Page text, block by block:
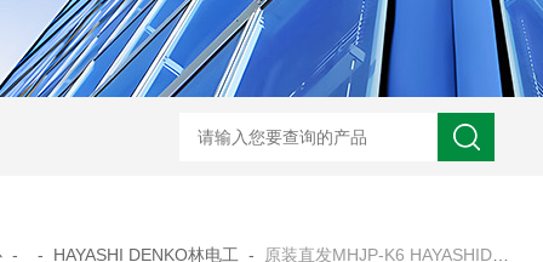
- - HAYASHI DENKO林电工 - 原装直发MHJP-K6 HAYASHIDENKO林电工 K型 插孔面板